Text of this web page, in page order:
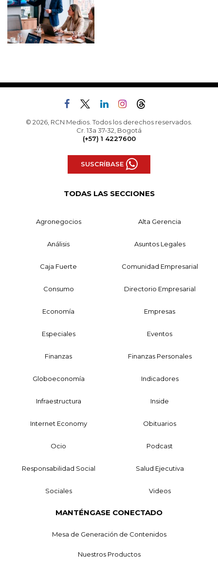
© 2026, RCN Medios. Todos los derechos reservados.
Cr. 13a 37-32, Bogotá
(+57) 1 4227600
SUSCRÍBASE
TODAS LAS SECCIONES
Agronegocios Alta Gerencia
Análisis Asuntos Legales
Caja Fuerte Comunidad Empresarial
Consumo Directorio Empresarial
Economía Empresas
Especiales Eventos
Finanzas Finanzas Personales
Globoeconomía Indicadores
Infraestructura Inside
Internet Economy Obituarios
Ocio Podcast
Responsabilidad Social Salud Ejecutiva
Sociales Videos
MANTÉNGASE CONECTADO
Mesa de Generación de Contenidos
Nuestros Productos